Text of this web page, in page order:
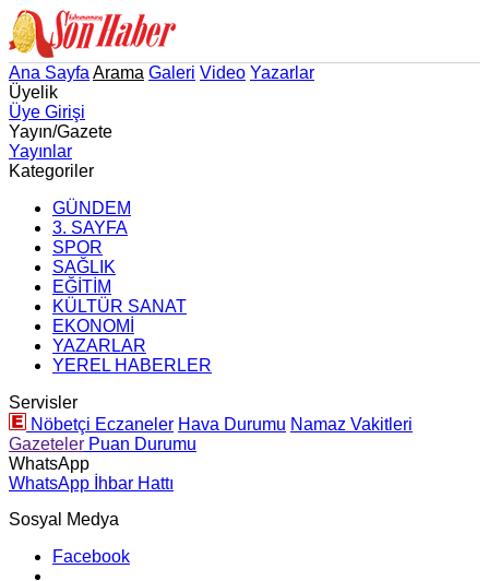
Ana Sayfa Arama Galeri Video Yazarlar
Üyelik
Üye Girişi
Yayın/Gazete
Yayınlar
Kategoriler
GÜNDEM
3. SAYFA
SPOR
SAĞLIK
EĞİTİM
KÜLTÜR SANAT
EKONOMİ
YAZARLAR
YEREL HABERLER
Servisler
Nöbetçi Eczaneler Hava Durumu Namaz Vakitleri
Gazeteler Puan Durumu
WhatsApp
WhatsApp İhbar Hattı
Sosyal Medya
Facebook